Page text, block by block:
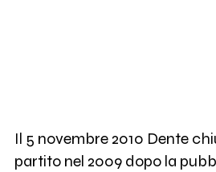
Il 5 novembre 2010 Dente
partito nel 2009 dopo la